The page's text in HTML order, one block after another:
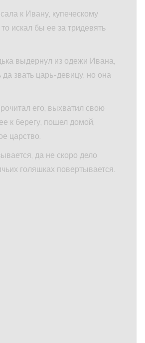
к Ивану, купеческому
искал бы ее за тридевять
выдернул из одежи Ивана,
да звать царь-девицу; но она
его, выхватил свою
к берегу, пошел домой,
царство.
да не скоро дело
голяшках повертывается.